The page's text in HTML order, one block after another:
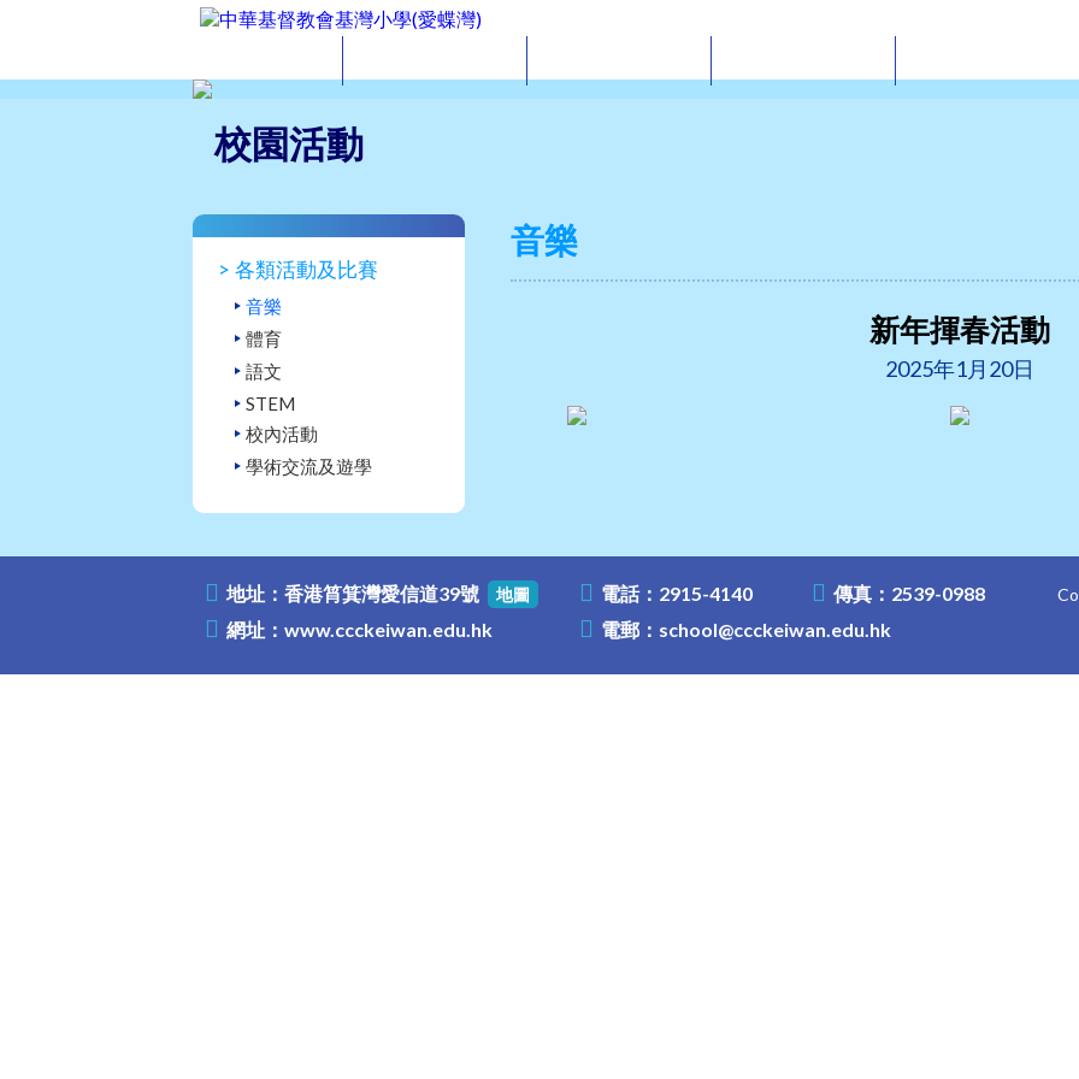
校園活動
各類活動及比賽
音樂
體育
語文
STEM
校內活動
學術交流及遊學
音樂
新年揮春活動
2025年1月20日
地址：香港筲箕灣愛信道39號 地圖 電話：2915-4140
傳真：2539-0988
網址： www.ccckeiwan.edu.hk 電郵： school@ccckeiwan.edu.hk